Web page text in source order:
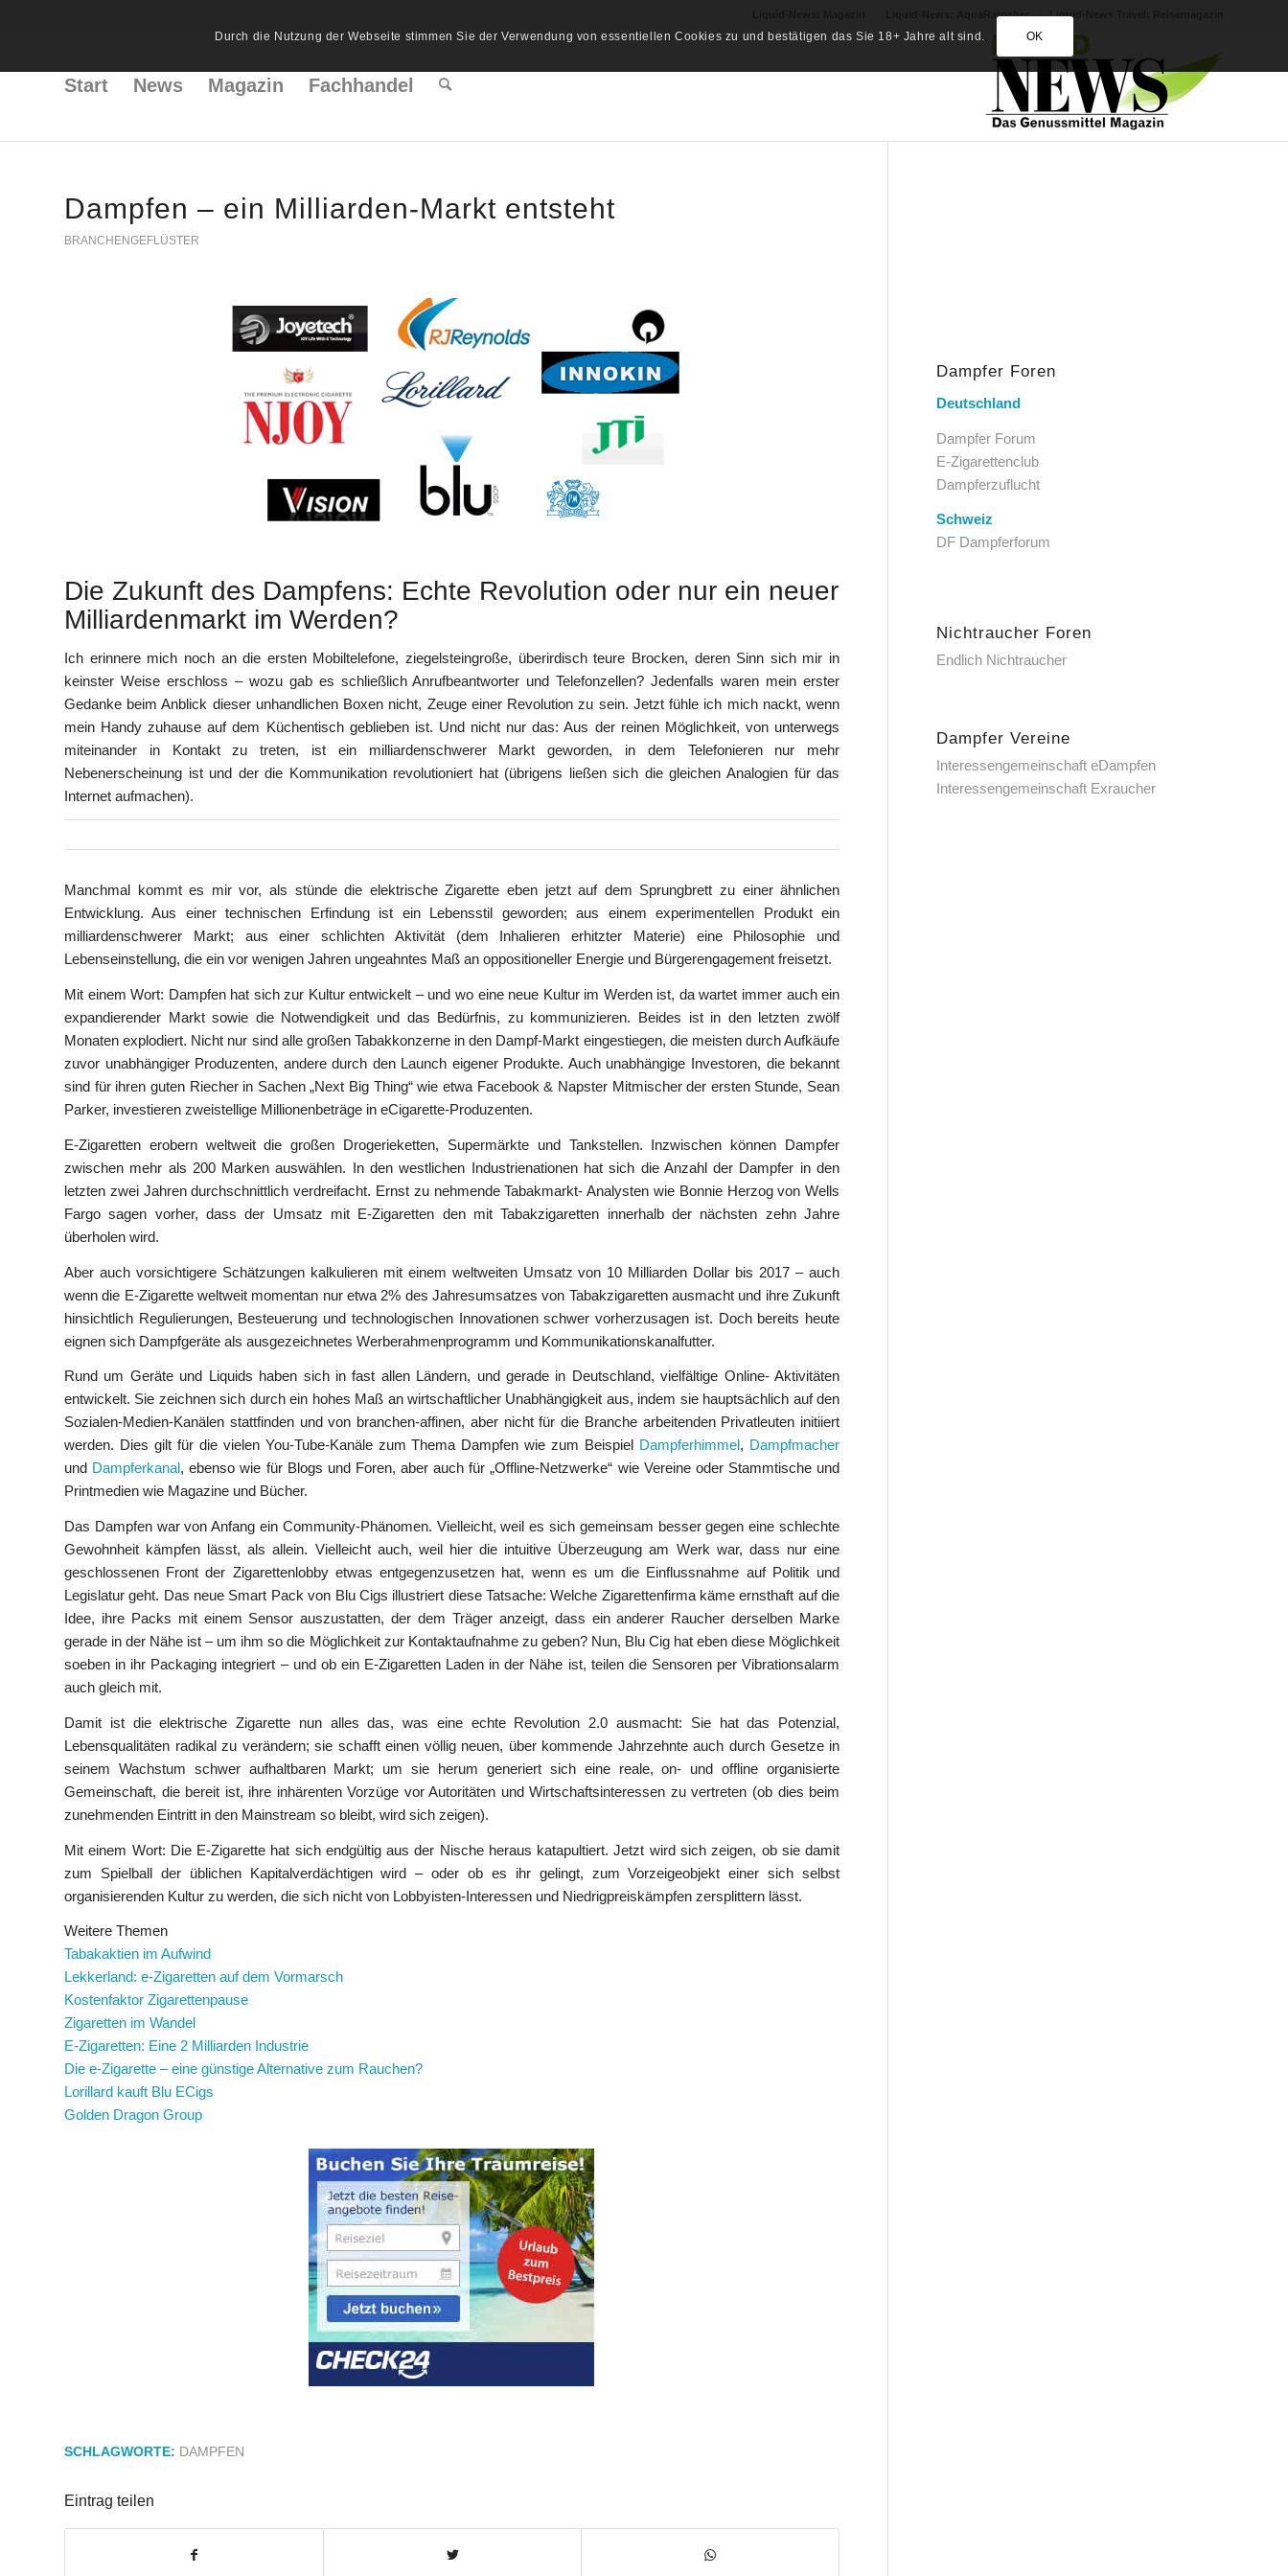
Liquid-News: AquaRatgeber Liquid-News Travel: Reisemagazin
Start News Magazin Fachhandel
Dampfen – ein Milliarden-Markt entsteht
BRANCHENGEFLÜSTER
Die Zukunft des Dampfens: Echte Revolution oder nur ein neuer
Milliardenmarkt im Werden?
Ich erinnere mich noch an die ersten Mobiltelefone, ziegelsteingroße, überirdisch teure Brocken, deren Sinn sich mir in
keinster Weise erschloss – wozu gab es schließlich Anrufbeantworter und Telefonzellen? Jedenfalls waren mein erster
Gedanke beim Anblick dieser unhandlichen Boxen nicht, Zeuge einer Revolution zu sein. Jetzt fühle ich mich nackt, wenn
mein Handy zuhause auf dem Küchentisch geblieben ist. Und nicht nur das: Aus der reinen Möglichkeit, von unterwegs
miteinander in Kontakt zu treten, ist ein milliardenschwerer Markt geworden, in dem Telefonieren nur mehr
Nebenerscheinung ist und der die Kommunikation revolutioniert hat (übrigens ließen sich die gleichen Analogien für das
Internet aufmachen).
Manchmal kommt es mir vor, als stünde die elektrische Zigarette eben jetzt auf dem Sprungbrett zu einer ähnlichen
Entwicklung. Aus einer technischen Erfindung ist ein Lebensstil geworden; aus einem experimentellen Produkt ein
milliardenschwerer Markt; aus einer schlichten Aktivität (dem Inhalieren erhitzter Materie) eine Philosophie und
Lebenseinstellung, die ein vor wenigen Jahren ungeahntes Maß an oppositioneller Energie und Bürgerengagement freisetzt.
Mit einem Wort: Dampfen hat sich zur Kultur entwickelt – und wo eine neue Kultur im Werden ist, da wartet immer auch ein
expandierender Markt sowie die Notwendigkeit und das Bedürfnis, zu kommunizieren. Beides ist in den letzten zwölf
Monaten explodiert. Nicht nur sind alle großen Tabakkonzerne in den Dampf-Markt eingestiegen, die meisten durch Aufkäufe
zuvor unabhängiger Produzenten, andere durch den Launch eigener Produkte. Auch unabhängige Investoren, die bekannt
sind für ihren guten Riecher in Sachen „Next Big Thing“ wie etwa Facebook & Napster Mitmischer der ersten Stunde, Sean
Parker, investieren zweistellige Millionenbeträge in eCigarette-Produzenten.
E-Zigaretten erobern weltweit die großen Drogerieketten, Supermärkte und Tankstellen. Inzwischen können Dampfer
zwischen mehr als 200 Marken auswählen. In den westlichen Industrienationen hat sich die Anzahl der Dampfer in den
letzten zwei Jahren durchschnittlich verdreifacht. Ernst zu nehmende Tabakmarkt- Analysten wie Bonnie Herzog von Wells
Fargo sagen vorher, dass der Umsatz mit E-Zigaretten den mit Tabakzigaretten innerhalb der nächsten zehn Jahre
überholen wird.
Aber auch vorsichtigere Schätzungen kalkulieren mit einem weltweiten Umsatz von 10 Milliarden Dollar bis 2017 – auch
wenn die E-Zigarette weltweit momentan nur etwa 2% des Jahresumsatzes von Tabakzigaretten ausmacht und ihre Zukunft
hinsichtlich Regulierungen, Besteuerung und technologischen Innovationen schwer vorherzusagen ist. Doch bereits heute
eignen sich Dampfgeräte als ausgezeichnetes Werberahmenprogramm und Kommunikationskanalfutter.
Rund um Geräte und Liquids haben sich in fast allen Ländern, und gerade in Deutschland, vielfältige Online- Aktivitäten
entwickelt. Sie zeichnen sich durch ein hohes Maß an wirtschaftlicher Unabhängigkeit aus, indem sie hauptsächlich auf den
Sozialen-Medien-Kanälen stattfinden und von branchen-affinen, aber nicht für die Branche arbeitenden Privatleuten initiiert
werden. Dies gilt für die vielen You-Tube-Kanäle zum Thema Dampfen wie zum Beispiel Dampferhimmel, Dampfmacher
und Dampferkanal, ebenso wie für Blogs und Foren, aber auch für „Offline-Netzwerke“ wie Vereine oder Stammtische und
Printmedien wie Magazine und Bücher.
Das Dampfen war von Anfang ein Community-Phänomen. Vielleicht, weil es sich gemeinsam besser gegen eine schlechte
Gewohnheit kämpfen lässt, als allein. Vielleicht auch, weil hier die intuitive Überzeugung am Werk war, dass nur eine
geschlossenen Front der Zigarettenlobby etwas entgegenzusetzen hat, wenn es um die Einflussnahme auf Politik und
Legislatur geht. Das neue Smart Pack von Blu Cigs illustriert diese Tatsache: Welche Zigarettenfirma käme ernsthaft auf die
Idee, ihre Packs mit einem Sensor auszustatten, der dem Träger anzeigt, dass ein anderer Raucher derselben Marke
gerade in der Nähe ist – um ihm so die Möglichkeit zur Kontaktaufnahme zu geben? Nun, Blu Cig hat eben diese Möglichkeit
soeben in ihr Packaging integriert – und ob ein E-Zigaretten Laden in der Nähe ist, teilen die Sensoren per Vibrationsalarm
auch gleich mit.
Damit ist die elektrische Zigarette nun alles das, was eine echte Revolution 2.0 ausmacht: Sie hat das Potenzial,
Lebensqualitäten radikal zu verändern; sie schafft einen völlig neuen, über kommende Jahrzehnte auch durch Gesetze in
seinem Wachstum schwer aufhaltbaren Markt; um sie herum generiert sich eine reale, on- und offline organisierte
Gemeinschaft, die bereit ist, ihre inhärenten Vorzüge vor Autoritäten und Wirtschaftsinteressen zu vertreten (ob dies beim
zunehmenden Eintritt in den Mainstream so bleibt, wird sich zeigen).
Mit einem Wort: Die E-Zigarette hat sich endgültig aus der Nische heraus katapultiert. Jetzt wird sich zeigen, ob sie damit
zum Spielball der üblichen Kapitalverdächtigen wird – oder ob es ihr gelingt, zum Vorzeigeobjekt einer sich selbst
organisierenden Kultur zu werden, die sich nicht von Lobbyisten-Interessen und Niedrigpreiskämpfen zersplittern lässt.
Weitere Themen
Tabakaktien im Aufwind
Lekkerland: e-Zigaretten auf dem Vormarsch
Kostenfaktor Zigarettenpause
Zigaretten im Wandel
E-Zigaretten: Eine 2 Milliarden Industrie
Die e-Zigarette – eine günstige Alternative zum Rauchen?
Lorillard kauft Blu ECigs
Golden Dragon Group
SCHLAGWORTE: DAMPFEN
Eintrag teilen
Dampfer Foren
Deutschland
Dampfer Forum
E-Zigarettenclub
Dampferzuflucht
Schweiz
DF Dampferforum
Nichtraucher Foren
Endlich Nichtraucher
Dampfer Vereine
Interessengemeinschaft eDampfen
Interessengemeinschaft Exraucher
Durch die Nutzung der Webseite stimmen Sie der Verwendung von essentiellen Cookies zu und bestätigen das Sie 18+ Jahre alt sind. OK